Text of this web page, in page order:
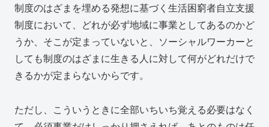
制度のはざまを埋める発想に基づく生活困窮者自立支援
制度において、どれが必ず地域に事業としてあるのかど
うか、そこが定まっていないと、ソーシャルワーカーと
しても制度のはざまに生きる人に対して何がどれだけで
きるかが定まらないからです。
ただし、こういうときに全部いちいち覚える必要はなく